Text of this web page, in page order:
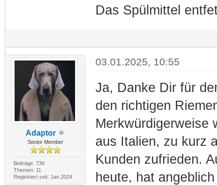
Das Spülmittel
Adaptor
Senior Member
Beiträge: 736
Themen: 11
Registriert seit: Jan 2024
03.01.2025, 10:55
Ja, Danke Dir für
den richtigen
Merkwürdigerweise
aus Italien, zu kurz
Kunden zufrieden.
heute, hat